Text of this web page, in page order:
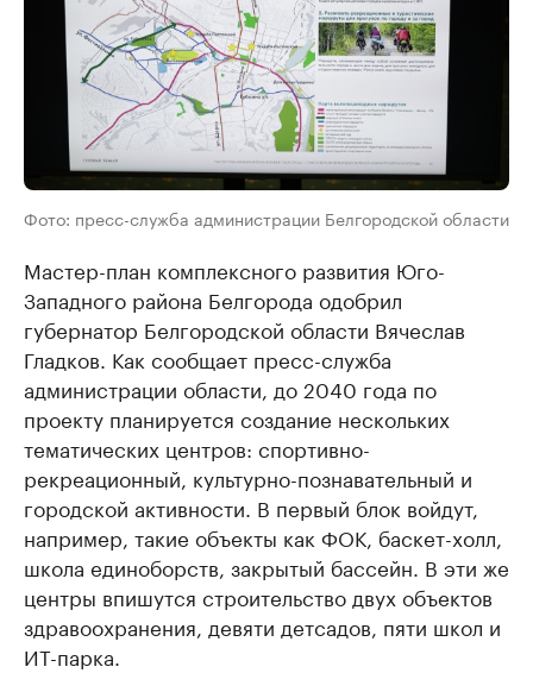
Фото: пресс-служба администрации Белгородской области
Мастер-план комплексного развития Юго-
Западного района Белгорода одобрил
губернатор Белгородской области Вячеслав
Гладков. Как сообщает пресс-служба
администрации области, до 2040 года по
проекту планируется создание нескольких
тематических центров: спортивно-
рекреационный, культурно-познавательный и
городской активности. В первый блок войдут,
например, такие объекты как ФОК, баскет-холл,
школа единоборств, закрытый бассейн. В эти же
центры впишутся строительство двух объектов
здравоохранения, девяти детсадов, пяти школ и
ИТ-парка.